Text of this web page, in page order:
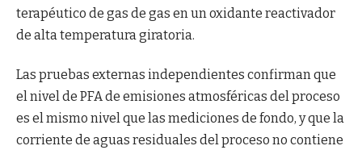
terapéutico de gas de gas en un oxidante reactivador
de alta temperatura giratoria.
Las pruebas externas independientes confirman que
el nivel de PFA de emisiones atmosféricas del proceso
es el mismo nivel que las mediciones de fondo, y que la
corriente de aguas residuales del proceso no contiene